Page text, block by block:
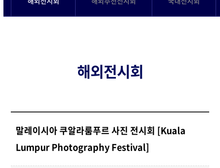
해외전시회
말레이시아 쿠알라룸푸르 사진 전시회 [Kuala
Lumpur Photography Festival]